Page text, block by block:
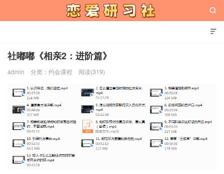


社嘟嘟《相亲2：进阶篇》
admin 分类： 约会课程 阅读(319)